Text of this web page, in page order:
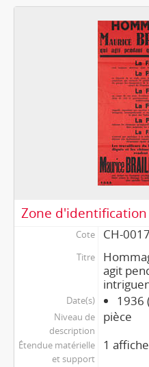
Zone d'identification
Cote CH-
Titre
agit
Date(s) 1936
Niveau de
description
pièce
Étendue matérielle
et support
1 affiche